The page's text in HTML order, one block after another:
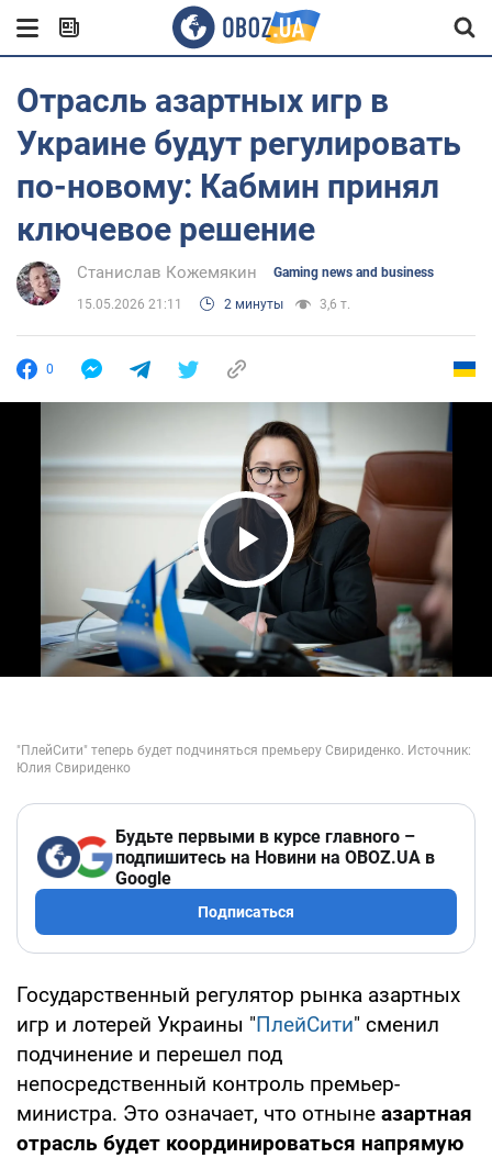
Отрасль азартных игр в
Украине будут регулировать
по-новому: Кабмин принял
ключевое решение
Станислав Кожемякин Gaming news and business
15.05.2026 21:11 2 минуты 3,6 т.
0
Play Video
Будьте первыми в курсе главного –
подпишитесь на Новини на OBOZ.UA в
Google
Подписаться
Государственный регулятор рынка азартных
игр и лотерей Украины "ПлейСити" сменил
подчинение и перешел под
непосредственный контроль премьер-
министра. Это означает, что отныне азартная
отрасль будет координироваться напрямую